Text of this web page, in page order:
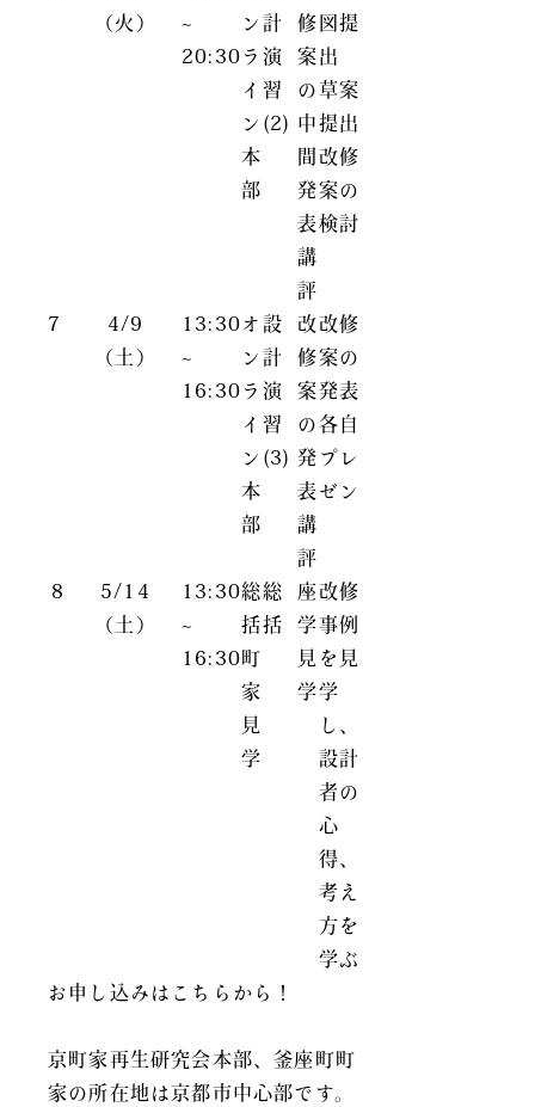
（火）
~
20:30
ン
ラ
イ
ン
本
部
計
演
習
(2)
修
案
の
中
間
発
表
講
評
図提
出
草案
提出
改修
案の
検討
7
4/9
（土）
13:30
~
16:30
オ
ン
ラ
イ
ン
本
部
設
計
演
習
(3)
改
修
案
の
発
表
講
評
改修
案の
発表
各自
プレ
ゼン
8
5/14
（土）
13:30
~
16:30
総
括
町
家
見
学
総
括
座
学
見
学
改修
事例
を見
学
し、
設計
者の
心
得、
考え
方を
学ぶ
お申し込みはこちらから！
京町家再生研究会本部、釜座町町
家の所在地は京都市中心部です。